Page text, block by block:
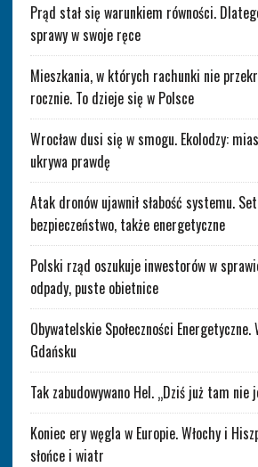
Prąd stał się warunkiem równości.
sprawy w swoje ręce
Mieszkania, w których rachunki nie
rocznie. To dzieje się w Polsce
Wrocław dusi się w smogu. Ekolodzy:
ukrywa prawdę
Atak dronów ujawnił słabość systemu.
bezpieczeństwo, także energetyczne
Polski rząd oszukuje inwestorów w
odpady, puste obietnice
Obywatelskie Społeczności Energetyczne.
Gdańsku
Tak zabudowywano Hel. „Dziś już tam nie
Koniec ery węgla w Europie. Włochy i
słońce i wiatr